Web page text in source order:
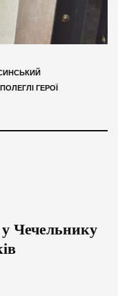
ПОЛЕГЛІ ГЕРОЇ
у Чечельнику